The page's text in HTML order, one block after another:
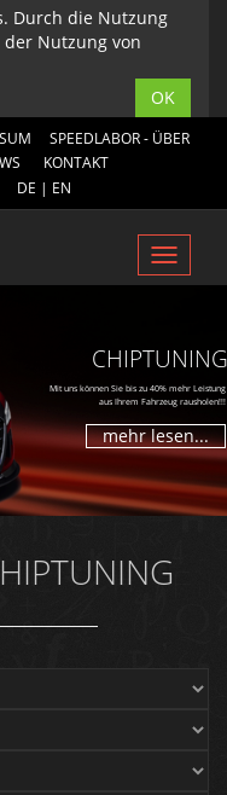
Durch die Nutzung
Nutzung von
OK
SPEEDLABOR - ÜBER
KONTAKT
DE | EN
Mit uns können Sie bis zu 40% mehr Leistung
aus Ihrem Fahrzeug rausholen!!!
mehr lesen...